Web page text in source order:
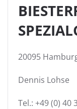
20095
Dennis Lohse
Tel.: +49 (0) 40